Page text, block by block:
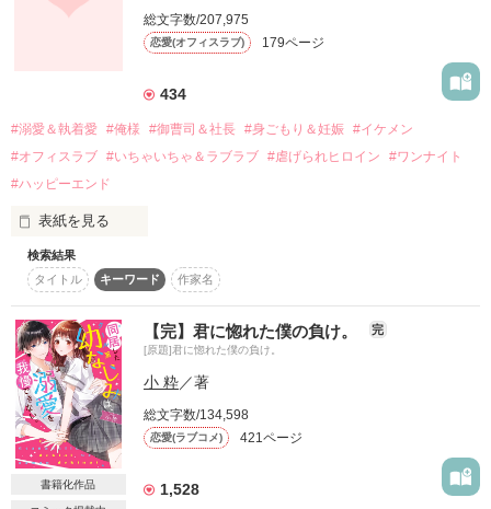
――クールで仏頂面で女嫌いな
END――2010/09/08――
こちらは修正前のモノです。
大変読みにくく、
文庫版の方が読みやすいかと思われます。
文庫への編集時に、
設定を大幅に変更しています。
文庫でしか読めないシーンもあります！
さらに大人っぽくて
かっこよくなった
それでも
バイトやって
陸とたま〜にデートして
穏やかで充実した大学生活を
「陸、この女性達はだぁれ？」
「…中学の時に遊んだ女…」
「……ごめん……」
またまた女性絡みの
事件が発生!?
「ケケケッ…
杏樹は、一生お前の元へは
帰らないよ？
帰る時は、永遠に眠った後だ」
闇色のシンデレラは王子様と結ばれることなく
絶望に落ちました。
意地悪なまま母にいじめられ
絶望の淵を歩く彼女を救い出したのは───
「俺と生きる覚悟はあるか？」
総文字数/207,975
恋愛(オフィスラブ) 179ページ
434
#溺愛＆執着愛 #俺様 #御曹司＆社長 #身ごもり＆妊娠 #イケメン
#オフィスラブ #いちゃいちゃ＆ラブラブ #虐げられヒロイン
#ワンナイト
#ハッピーエンド
表紙を見る
おかしな噂を流されて前の職場でうまくいかなかった梅田美
桜は、海外で傷心旅行をしていたところ、日本人美青年と出会
い、酒の勢いもあり一夜限りの関係となる。
帰国後、美桜は新しい職場でワンナイトした美青年と再会。
なんと彼の正体は、とある財閥御曹司にも関わらず、一族を離
れて起業した新進気鋭の実業家、社内でも冷徹だと評判な社長
――御影恭司その人だったのだ――！
なぜか恭司から飼い猫の世話係を命じられた美桜は、猫の世
話を口実にしばしば呼び出された上、二人はいわゆる身体だけ
の関係となってしまい――？
検索結果
タイトル
キーワード 作家名
書籍化作品
【完】君に惚れた僕の負け。 完
[原題]君に惚れた僕の負け。
小 粋／著
総文字数/134,598
恋愛(ラブコメ) 421ページ
1,528